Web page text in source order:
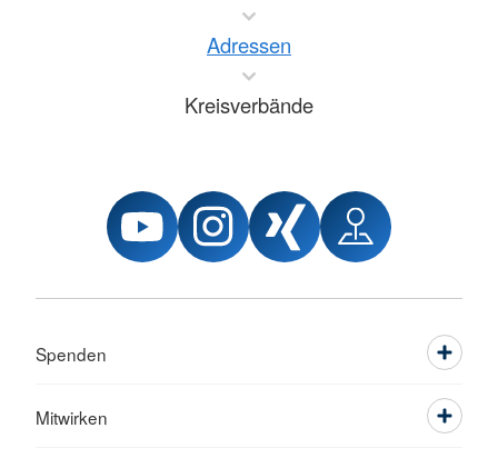
Adressen
Kreisverbände
Spenden
Mitwirken